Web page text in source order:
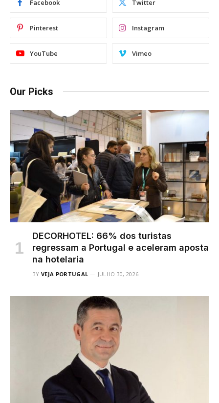
Facebook Twitter
Pinterest Instagram
YouTube Vimeo
Our Picks
DECORHOTEL: 66% dos turistas
regressam a Portugal e aceleram aposta
na hotelaria
BY VEJA PORTUGAL JULHO 30, 2026